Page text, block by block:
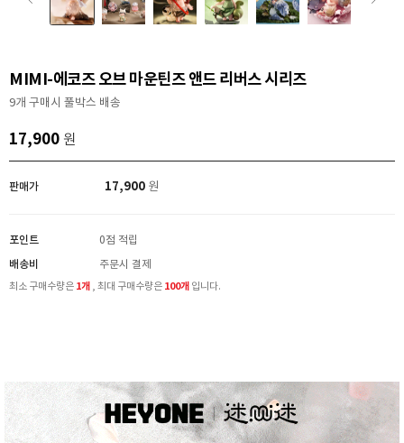
MIMI-에코즈 오브 마운틴즈 앤드 리버스 시리즈
9개 구매시 풀박스 배송
17,900 원
판매가 17,900 원
포인트 0점 적립
배송비
주문시 결제
최소 구매수량은 1개 , 최대 구매수량은 100개 입니다.